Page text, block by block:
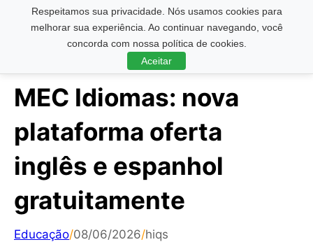
Respeitamos sua privacidade. Nós usamos cookies para
melhorar sua experiência. Ao continuar navegando, você
concorda com nossa política de cookies.
Aceitar
Pesquisar ...
MEC Idiomas: nova
plataforma oferta
inglês e espanhol
gratuitamente
Educação/08/06/2026/hiqs